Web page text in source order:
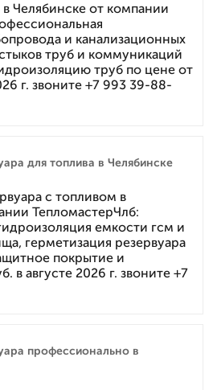
Челябинске от компании
и канализационных
труб и коммуникаций
труб по цене от
г. звоните +7 993 39-88-
для топлива в Челябинске
с топливом в
ТепломастерЧлб:
емкости гсм и
герметизация резервуара
покрытие и
в августе 2026 г. звоните +7
профессионально в